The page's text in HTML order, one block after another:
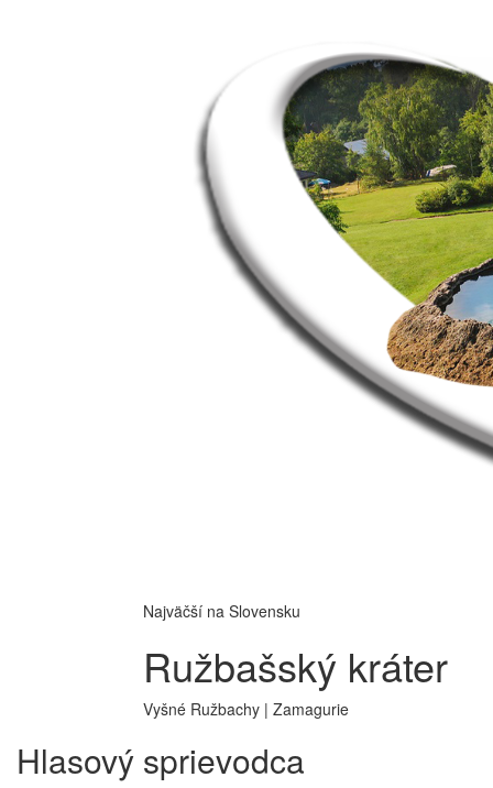
Najväčší na Slovensku
Ružbašský kráter
Vyšné Ružbachy | Zamagurie
Hlasový sprievodca